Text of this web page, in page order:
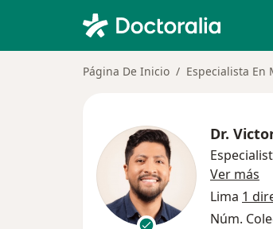
Página De Inicio Especialista En
Dr.
Ver más
Lima 1
Núm.